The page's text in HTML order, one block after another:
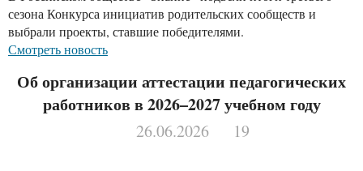
сезона Конкурса инициатив родительских сообществ и
выбрали проекты, ставшие победителями.
Смотреть новость
Об организации аттестации педагогических
работников в 2026–2027 учебном году
26.06.2026 19